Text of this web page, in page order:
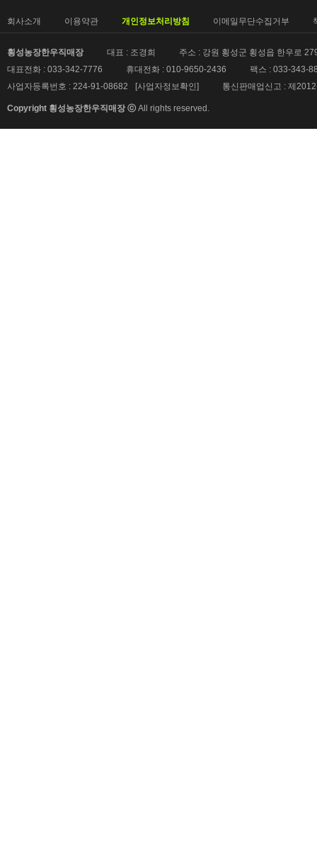
회사소개 이용약관 개인정보처리방침 이메일무단수집거부
횡성농장한우직매장 대표 : 조경희
주소 : 강원 횡성군 횡성읍 한우로
대표전화 : 033-342-7776
휴대전화 : 010-9650-2436
팩스 : 033-343-
사업자등록번호 : 224-91-08682
[사업자정보확인] 통신판매업신고 : 제
Copyright 횡성농장한우직매장 ⓒ All rights reserved.